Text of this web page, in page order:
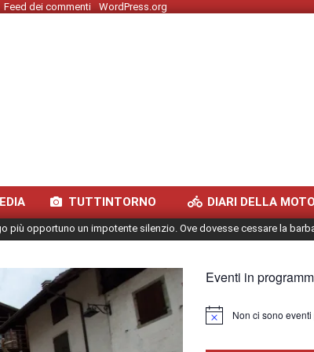
Feed dei commenti WordPress.org
TUTTINTORNO DIARI DELLA
opportuno un impotente silenzio. Ove dovesse cessare la
Eventi in
Notice Non ci sono eventi